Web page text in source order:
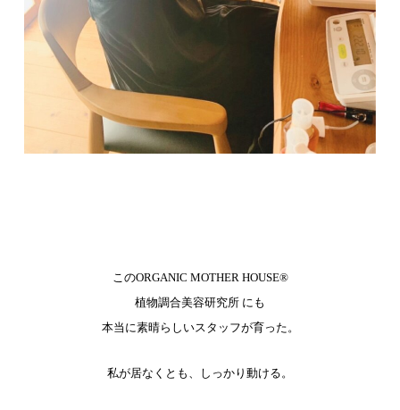
このORGANIC MOTHER HOUSE®︎
植物調合美容研究所 にも
本当に素晴らしいスタッフが育った。
私が居なくとも、しっかり動ける。